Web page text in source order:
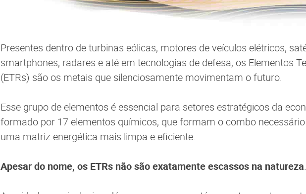
Presentes dentro de turbinas eólicas, motores de veículos elétricos,
smartphones, radares e até em tecnologias de defesa, os Elementos
(ETRs) são os metais que silenciosamente movimentam o futuro.
Esse grupo de elementos é essencial para setores estratégicos da
formado por 17 elementos químicos, que formam o combo
uma matriz energética mais limpa e eficiente.
Apesar do nome, os ETRs não são exatamente escassos na natureza.